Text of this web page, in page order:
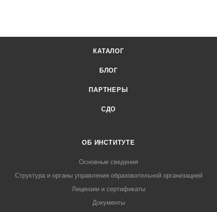
КАТАЛОГ
БЛОГ
ПАРТНЕРЫ
СДО
ОБ ИНСТИТУТЕ
Основные сведения
Структура и органы управления образовательной организацией
Лицензии и сертификаты
Документы